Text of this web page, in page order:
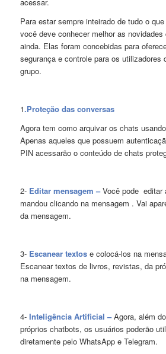
Para estar sempre inteirado de tudo o
você deve conhecer melhor as
ainda. Elas foram concebidas para
segurança e controle para os utilizadores
grupo.
1.Proteção das conversas
Agora tem como arquivar os chats
Apenas aqueles que possuem
PIN acessarão o conteúdo de chats
2- Editar mensagem –Você pode editar
mandou clicando na mensagem . Vai
da mensagem.
3-Escanear textose colocá-los na
Escanear textos de livros, revistas, da
na mensagem.
4-Inteligência Artificial –Agora, além
próprios chatbots, os usuários poderão
diretamente pelo WhatsApp e Telegram.